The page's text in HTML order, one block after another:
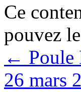
Ce
pouvez
←
26 mars